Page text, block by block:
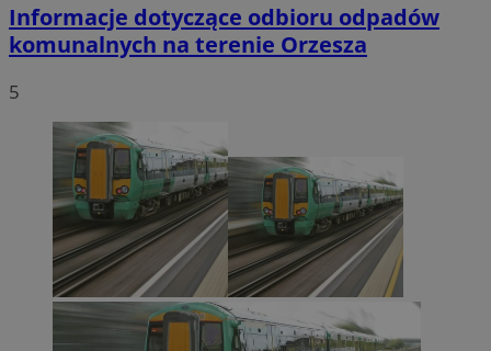
Informacje dotyczące odbioru odpadów
komunalnych na terenie Orzesza
5